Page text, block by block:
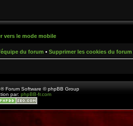
vers le mode mobile
du forum • Supprimer les cookies du forum
® Forum Software © phpBB Group
par: phpBB-fr.com